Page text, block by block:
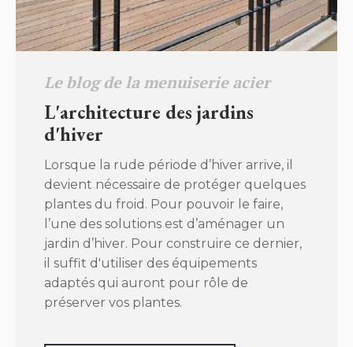
Le blog de la menuiserie acier
L'architecture des jardins
d'hiver
Lorsque la rude période d’hiver arrive, il
devient nécessaire de protéger quelques
plantes du froid. Pour pouvoir le faire,
l’une des solutions est d’aménager un
jardin d’hiver. Pour construire ce dernier,
il suffit d'utiliser des équipements
adaptés qui auront pour rôle de
préserver vos plantes.